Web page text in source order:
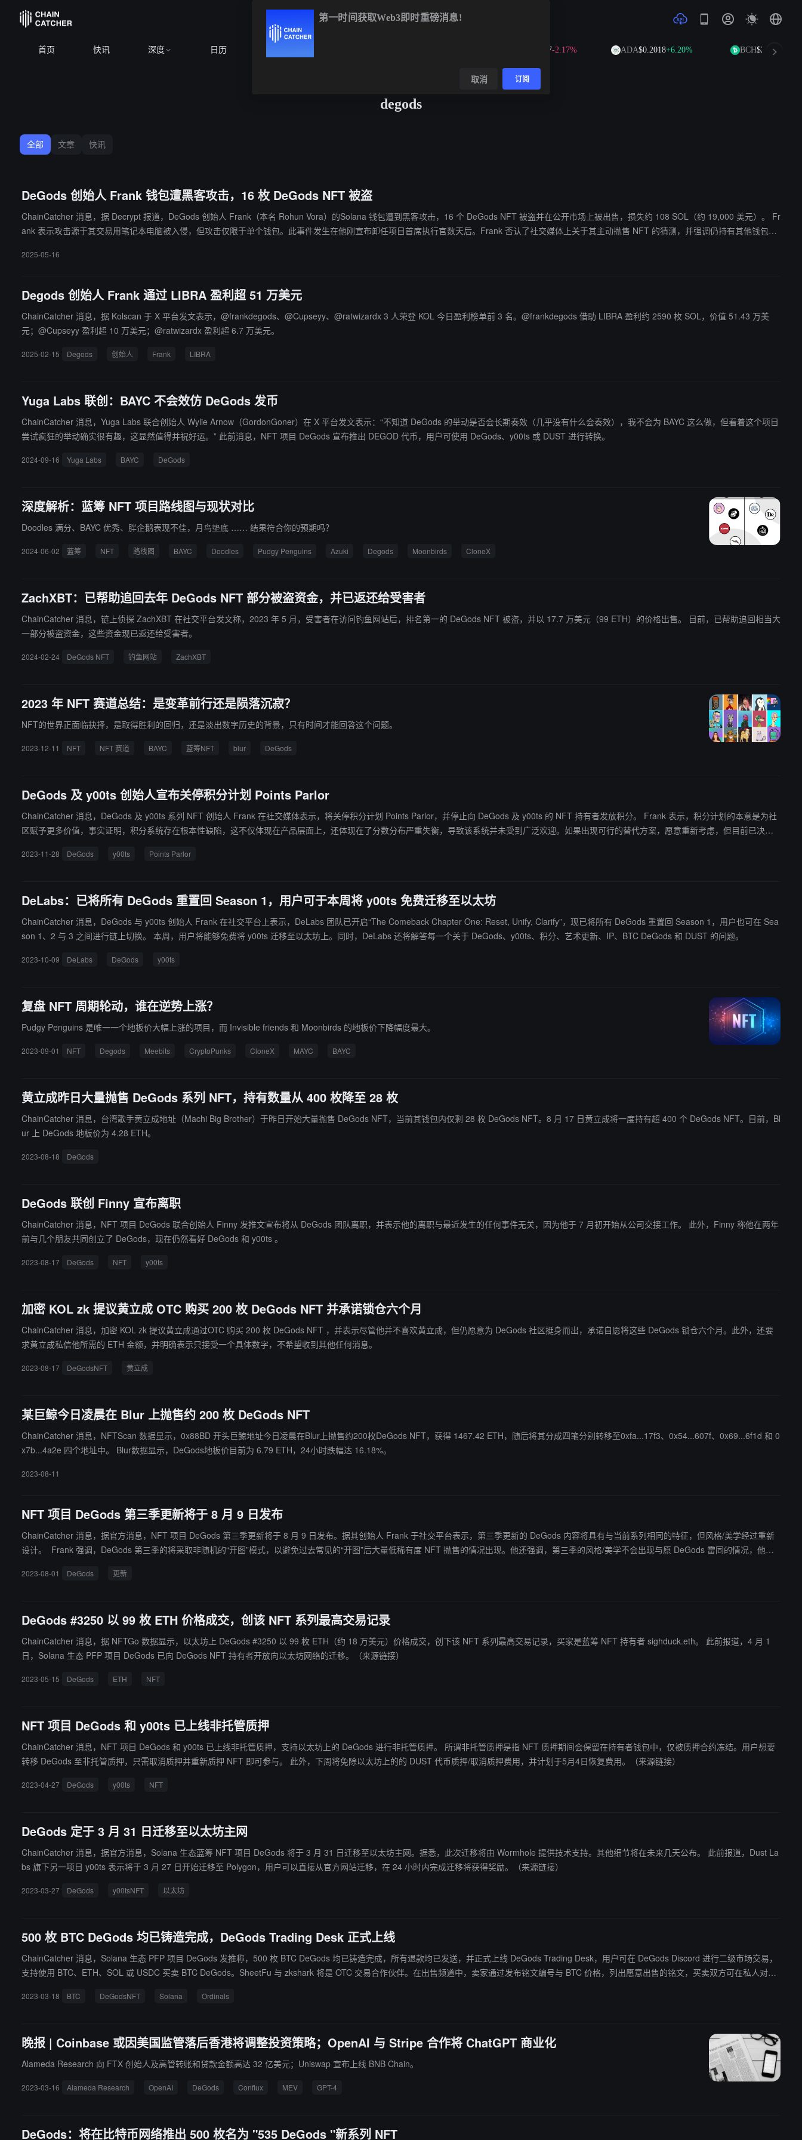
首页 快讯 深度 日历
$590.60-1.33% $1.03-3.46% -2.17% ADA$0.2018+6.20% BCH$213.14 -1.25%
degods
全部 文章 快讯
DeGods 创始人 Frank 钱包遭黑客攻击，16 枚 DeGods NFT 被盗
ChainCatcher 消息，据 Decrypt 报道，DeGods 创始人 Frank（本名 Rohun Vora）的Solana 钱包遭到黑客攻击，16 个 DeGods NFT 被盗并在公开市场上被出售，损失约 108 SOL（约 19,000 美元）。 Fr
ank 表示攻击源于其交易用笔记本电脑被入侵，但攻击仅限于单个钱包。此事件发生在他刚宣布卸任项目首席执行官数天后。Frank 否认了社交媒体上关于其主动抛售 NFT 的猜测，并强调仍持有其他钱包中
2025-05-16
Degods 创始人 Frank 通过 LIBRA 盈利超 51 万美元
ChainCatcher 消息，据 Kolscan 于 X 平台发文表示，@frankdegods、@Cupseyy、@ratwizardx 3 人荣登 KOL 今日盈利榜单前 3 名。@frankdegods 借助 LIBRA 盈利约 2590 枚 SOL，价值 51.43 万美
元；@Cupseyy 盈利超 10 万美元；@ratwizardx 盈利超 6.7 万美元。
2025-02-15 Degods 创始人 Frank LIBRA
Yuga Labs 联创：BAYC 不会效仿 DeGods 发币
ChainCatcher 消息，Yuga Labs 联合创始人 Wylie Arnow（GordonGoner）在 X 平台发文表示：“不知道 DeGods 的举动是否会长期奏效（几乎没有什么会奏效），我不会为 BAYC 这么做，但看着这个项目
尝试疯狂的举动确实很有趣，这显然值得并祝好运。” 此前消息，NFT 项目 DeGods 宣布推出 DEGOD 代币，用户可使用 DeGods、y00ts 或 DUST 进行转换。
2024-09-16 Yuga Labs BAYC DeGods
深度解析：蓝筹 NFT 项目路线图与现状对比
Doodles 满分、BAYC 优秀、胖企鹅表现不佳，月鸟垫底 …… 结果符合你的预期吗？
2024-06-02 蓝筹 NFT 路线图 BAYC Doodles Pudgy Penguins Azuki Degods Moonbirds CloneX
ZachXBT：已帮助追回去年 DeGods NFT 部分被盗资金，并已返还给受害者
ChainCatcher 消息，链上侦探 ZachXBT 在社交平台发文称，2023 年 5 月，受害者在访问钓鱼网站后，排名第一的 DeGods NFT 被盗，并以 17.7 万美元（99 ETH）的价格出售。 目前，已帮助追回相当大
一部分被盗资金，这些资金现已返还给受害者。
2024-02-24 DeGods NFT 钓鱼网站 ZachXBT
2023 年 NFT 赛道总结：是变革前行还是陨落沉寂？
NFT的世界正面临抉择，是取得胜利的回归，还是淡出数字历史的背景，只有时间才能回答这个问题。
2023-12-11 NFT NFT 赛道 BAYC 蓝筹NFT blur DeGods
DeGods 及 y00ts 创始人宣布关停积分计划 Points Parlor
ChainCatcher 消息，DeGods 及 y00ts 系列 NFT 创始人 Frank 在社交媒体表示，将关停积分计划 Points Parlor，并停止向 DeGods 及 y00ts 的 NFT 持有者发放积分。 Frank 表示，积分计划的本意是为社
区赋予更多价值，事实证明，积分系统存在根本性缺陷，这不仅体现在产品层面上，还体现在了分数分布严重失衡，导致该系统并未受到广泛欢迎。如果出现可行的替代方案，愿意重新考虑，但目前已决定
2023-11-28 DeGods y00ts Points Parlor
DeLabs：已将所有 DeGods 重置回 Season 1，用户可于本周将 y00ts 免费迁移至以太坊
ChainCatcher 消息，DeGods 与 y00ts 创始人 Frank 在社交平台上表示，DeLabs 团队已开启“The Comeback Chapter One: Reset, Unify, Clarify”，现已将所有 DeGods 重置回 Season 1，用户也可在 Sea
son 1、2 与 3 之间进行链上切换。 本周，用户将能够免费将 y00ts 迁移至以太坊上。同时，DeLabs 还将解答每一个关于 DeGods、y00ts、积分、艺术更新、IP、BTC DeGods 和 DUST 的问题。
2023-10-09 DeLabs DeGods y00ts
复盘 NFT 周期轮动，谁在逆势上涨？
Pudgy Penguins 是唯一一个地板价大幅上涨的项目，而 Invisible friends 和 Moonbirds 的地板价下降幅度最大。
2023-09-01 NFT Degods Meebits CryptoPunks CloneX MAYC BAYC
黄立成昨日大量抛售 DeGods 系列 NFT，持有数量从 400 枚降至 28 枚
ChainCatcher 消息，台湾歌手黄立成地址（Machi Big Brother）于昨日开始大量抛售 DeGods NFT，当前其钱包内仅剩 28 枚 DeGods NFT。8 月 17 日黄立成将一度持有超 400 个 DeGods NFT。目前，Bl
ur 上 DeGods 地板价为 4.28 ETH。
2023-08-18 DeGods
DeGods 联创 Finny 宣布离职
ChainCatcher 消息，NFT 项目 DeGods 联合创始人 Finny 发推文宣布将从 DeGods 团队离职，并表示他的离职与最近发生的任何事件无关，因为他于 7 月初开始从公司交接工作。 此外，Finny 称他在两年
前与几个朋友共同创立了 DeGods，现在仍然看好 DeGods 和 y00ts 。
2023-08-17 DeGods NFT y00ts
加密 KOL zk 提议黄立成 OTC 购买 200 枚 DeGods NFT 并承诺锁仓六个月
ChainCatcher 消息，加密 KOL zk 提议黄立成通过OTC 购买 200 枚 DeGods NFT ，并表示尽管他并不喜欢黄立成，但仍愿意为 DeGods 社区挺身而出，承诺自愿将这些 DeGods 锁仓六个月。此外，还要
求黄立成私信他所需的 ETH 金额，并明确表示只接受一个具体数字，不希望收到其他任何消息。
2023-08-17 DeGodsNFT 黄立成
某巨鲸今日凌晨在 Blur 上抛售约 200 枚 DeGods NFT
ChainCatcher 消息，NFTScan 数据显示，0x88BD 开头巨鲸地址今日凌晨在Blur上抛售约200枚DeGods NFT，获得 1467.42 ETH，随后将其分成四笔分别转移至0xfa...17f3、0x54...607f、0x69...6f1d 和 0
x7b...4a2e 四个地址中。 Blur数据显示，DeGods地板价目前为 6.79 ETH，24小时跌幅达 16.18%。
2023-08-11
NFT 项目 DeGods 第三季更新将于 8 月 9 日发布
ChainCatcher 消息，据官方消息，NFT 项目 DeGods 第三季更新将于 8 月 9 日发布。据其创始人 Frank 于社交平台表示，第三季更新的 DeGods 内容将具有与当前系列相同的特征，但风格/美学经过重新
设计。 Frank 强调，DeGods 第三季的将采取非随机的“开图”模式，以避免过去常见的“开图”后大量低稀有度 NFT 抛售的情况出现。他还强调，第三季的风格/美学不会出现与原 DeGods 雷同的情况，他指
2023-08-01 DeGods 更新
DeGods #3250 以 99 枚 ETH 价格成交，创该 NFT 系列最高交易记录
ChainCatcher 消息，据 NFTGo 数据显示，以太坊上 DeGods #3250 以 99 枚 ETH（约 18 万美元）价格成交，创下该 NFT 系列最高交易记录，买家是蓝筹 NFT 持有者 sighduck.eth。 此前报道，4 月 1
日，Solana 生态 PFP 项目 DeGods 已向 DeGods NFT 持有者开放向以太坊网络的迁移。（来源链接）
2023-05-15 DeGods ETH NFT
NFT 项目 DeGods 和 y00ts 已上线非托管质押
ChainCatcher 消息，NFT 项目 DeGods 和 y00ts 已上线非托管质押，支持以太坊上的 DeGods 进行非托管质押。 所谓非托管质押是指 NFT 质押期间会保留在持有者钱包中，仅被质押合约冻结。用户想要
转移 DeGods 至非托管质押，只需取消质押并重新质押 NFT 即可参与。 此外，下周将免除以太坊上的的 DUST 代币质押/取消质押费用，并计划于5月4日恢复费用。（来源链接）
2023-04-27 DeGods y00ts NFT
DeGods 定于 3 月 31 日迁移至以太坊主网
ChainCatcher 消息，据官方消息，Solana 生态蓝筹 NFT 项目 DeGods 将于 3 月 31 日迁移至以太坊主网。据悉，此次迁移将由 Wormhole 提供技术支持。其他细节将在未来几天公布。 此前报道，Dust La
bs 旗下另一项目 y00ts 表示将于 3 月 27 日开始迁移至 Polygon，用户可以直接从官方网站迁移，在 24 小时内完成迁移将获得奖励。（来源链接）
2023-03-27 DeGods y00tsNFT 以太坊
500 枚 BTC DeGods 均已铸造完成，DeGods Trading Desk 正式上线
ChainCatcher 消息，Solana 生态 PFP 项目 DeGods 发推称，500 枚 BTC DeGods 均已铸造完成，所有退款均已发送，并正式上线 DeGods Trading Desk，用户可在 DeGods Discord 进行二级市场交易，
支持使用 BTC、ETH、SOL 或 USDC 买卖 BTC DeGods。SheetFu 与 zkshark 将是 OTC 交易合作伙伴。在出售频道中，卖家通过发布铭文编号与 BTC 价格，列出愿意出售的铭文，买卖双方可在私人对话
易期间，用户需使用 18 位数字标识符的 Discord ID（没有 Discord 名称）。此外，出价将被尽快处理，DeGods 团队可以全天候回答任何问题。此外，DeGods 推文称，NFT 市场 Magic Eden 就很快推出
2023-03-18 BTC DeGodsNFT Solana Ordinals
晚报 | Coinbase 或因美国监管落后香港将调整投资策略；OpenAI 与 Stripe 合作将 ChatGPT 商业化
Alameda Research 向 FTX 创始人及高管转账和贷款金额高达 32 亿美元；Uniswap 宣布上线 BNB Chain。
2023-03-16 Alameda Research OpenAI DeGods Conflux MEV GPT-4
DeGods：将在比特币网络推出 500 枚名为 "535 DeGods "新系列 NFT
第一时间获取Web3即时重磅消息!
取消 订阅